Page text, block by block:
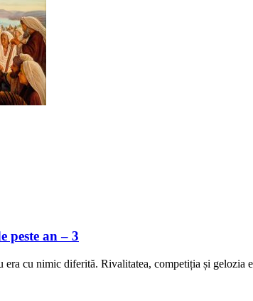
peste an – 3
cu nimic diferită. Rivalitatea, competiția și gelozia